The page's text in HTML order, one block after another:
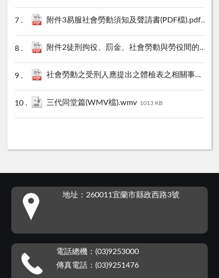
附件3易服社會勞動須知及聲請書(PDF檔).pdf 131
附件2徒刑拘役、罰金、社會勞動與勞役間的轉換與折算(PDF檔).pdf
社會勞動之受刑人應提出之體檢表之相關事項說明(PDF檔).pdf
三代同堂篇(WMV檔).wmv 1013 KB
地址：260011宜蘭市縣政西路3號
電話總機：(03)9253000
傳真電話：(03)9251476